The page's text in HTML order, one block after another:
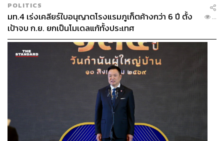
POLITICS
มท.4 เร่งเคลียร์ใบอนุญาตโรงแรมภูเก็ตค้างกว่า 6 ปี ตั้ง
เป้าจบ ก.ย. ยกเป็นโมเดลแก้ทั้งประเทศ
...